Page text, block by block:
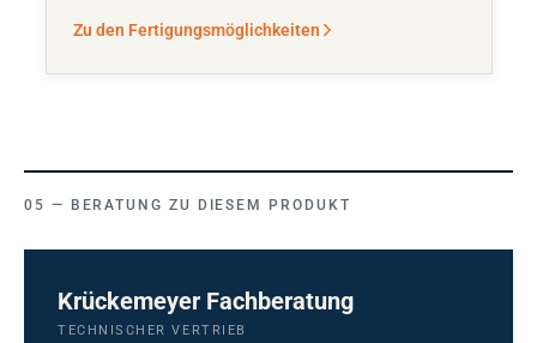
Zu den Fertigungsmöglichkeiten
BERATUNG ZU DIESEM PRODUKT
Krückemeyer Fachberatung
TECHNISCHER VERTRIEB